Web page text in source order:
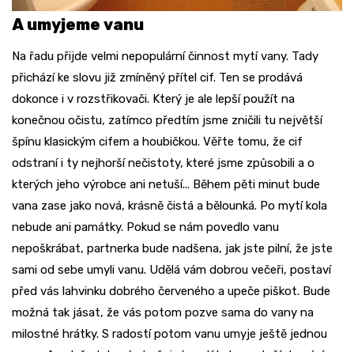
A umyjeme vanu
Na řadu přijde velmi nepopulární činnost mytí vany. Tady
přichází ke slovu již zmíněný přítel cif. Ten se prodává
dokonce i v rozstřikovači. Který je ale lepší použít na
konečnou očistu, zatímco předtím jsme zničili tu největší
špínu klasickým cifem a houbičkou. Věřte tomu, že cif
odstraní i ty nejhorší nečistoty, které jsme způsobili a o
kterých jeho výrobce ani netuší... Během pěti minut bude
vana zase jako nová, krásně čistá a bělounká. Po mytí kola
nebude ani památky. Pokud se nám povedlo vanu
nepoškrábat, partnerka bude nadšena, jak jste pilní, že jste
sami od sebe umyli vanu. Udělá vám dobrou večeři, postaví
před vás lahvinku dobrého červeného a upeče piškot. Bude
možná tak jásat, že vás potom pozve sama do vany na
milostné hrátky. S radostí potom vanu umyje ještě jednou